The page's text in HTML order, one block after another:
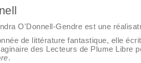
O'Donnell-Gendre est une
de littérature fantastique, elle
des Lecteurs de Plume Libre
.